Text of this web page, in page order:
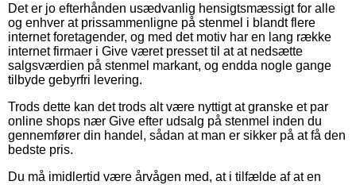
Det er jo efterhånden usædvanlig hensigtsmæssigt for alle
og enhver at prissammenligne på stenmel i blandt flere
internet foretagender, og med det motiv har en lang række
internet firmaer i Give været presset til at at nedsætte
salgsværdien på stenmel markant, og endda nogle gange
tilbyde gebyrfri levering.
Trods dette kan det trods alt være nyttigt at granske et par
online shops nær Give efter udsalg på stenmel inden du
gennemfører din handel, sådan at man er sikker på at få den
bedste pris.
Du må imidlertid være årvågen med, at i tilfælde af at en